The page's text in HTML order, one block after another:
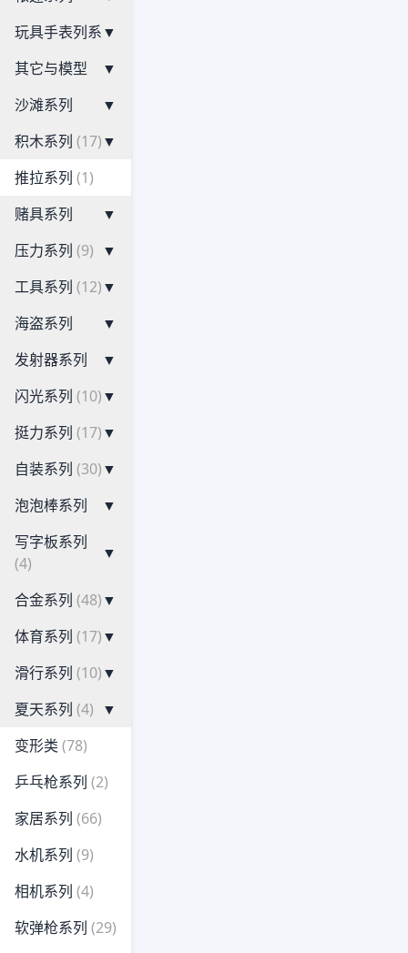
玩具手表列系▼
其它与模型
▼
沙滩系列
▼
积木系列 (17)▼
推拉系列 (1)
赌具系列
▼
压力系列 (9) ▼
工具系列 (12)▼
海盗系列
▼
发射器系列
▼
闪光系列 (10)▼
挺力系列 (17)▼
自装系列 (30)▼
泡泡棒系列
▼
写字板系列
(4)
▼
合金系列 (48)▼
体育系列 (17)▼
滑行系列 (10)▼
夏天系列 (4) ▼
变形类 (78)
乒乓枪系列 (2)
家居系列 (66)
水机系列 (9)
相机系列 (4)
软弹枪系列 (29)